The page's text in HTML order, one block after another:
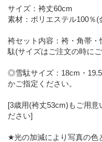
サイズ：袴丈60cm
素材：ポリエステル100％(
袴セット内容：袴・角帯
駄(サイズはご注文の時に
◎雪駄サイズ：18cm・
かご指定ください。
[3歳用(袴丈53cm)もご用意
ださい]
★光の加減により写真の色